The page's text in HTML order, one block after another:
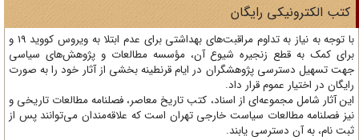
الکترونیکی رایگان
با توجه به نیاز به تداوم مراقبت‌های بهداشتی برای عدم ابتلا به ویروس کووید 19 و
کمک به قطع زنجیره شیوع آن، مؤسسه مطالعات و پژوهش‌های سیاسی
تسهیل دسترسی پژوهشگران در ایام قرنطینه بخشی از آثار خود را به صورت
در اختیار عموم قرار داد.
آثار شامل مجموعه‌ای از اسناد، کتب تاریخ معاصر، فصلنامه‌ مطالعات تاریخی و
فصلنامه مطالعات سیاست خارجی تهران است که علاقه‌مندان می‌توانند پس از
نام، به آن دسترسی یابند.